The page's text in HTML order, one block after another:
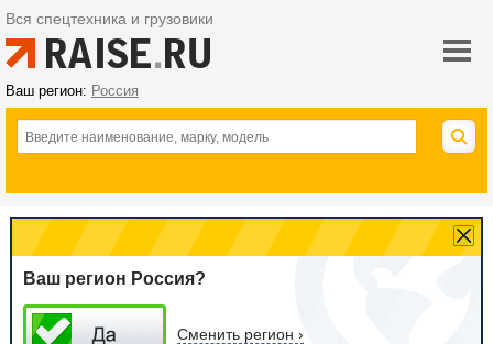
Вся спецтехника и грузовики
Ваш регион: Россия
Ваш регион Россия?
Сменить регион ›